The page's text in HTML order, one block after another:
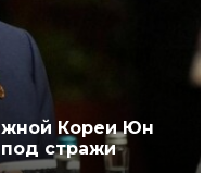
Кореи Юн
стражи